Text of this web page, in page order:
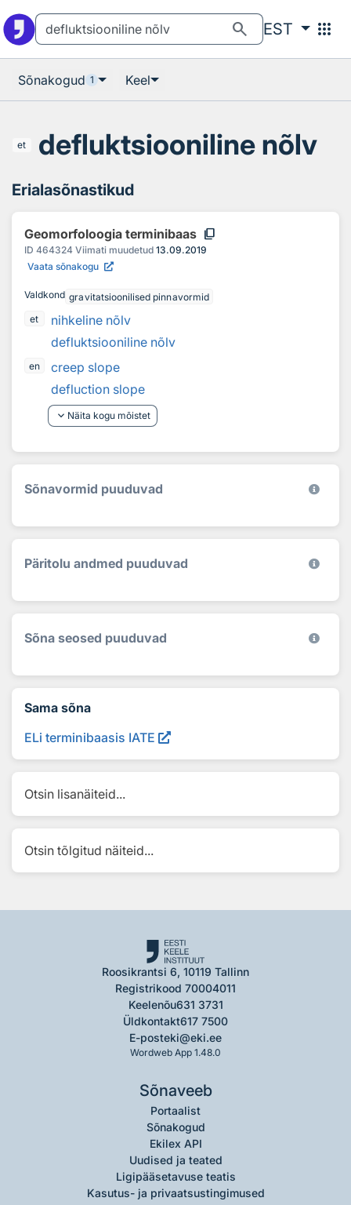
search EST apps
Sõnakogud 1 Keel
et defluktsiooniline nõlv
Erialasõnastikud
Geomorfoloogia terminibaas content_copy
ID 464324 Viimati muudetud 13.09.2019
Vaata sõnakogu
Valdkond gravitatsioonilised pinnavormid
et
nihkeline nõlv
defluktsiooniline nõlv
en
creep slope
defluction slope
keyboard_arrow_down Näita kogu mõistet
Sõnavormid puuduvad
Päritolu andmed puuduvad
Sõna seosed puuduvad
Sama sõna
ELi terminibaasis IATE
Otsin lisanäiteid...
Otsin tõlgitud näiteid...
Roosikrantsi 6, 10119 Tallinn
Registrikood 70004011
Keelenõu631 3731
Üldkontakt617 7500
E-posteki@eki.ee
Wordweb App 1.48.0
Sõnaveeb
Portaalist
Sõnakogud
Ekilex API
Uudised ja teated
Ligipääsetavuse teatis
Kasutus- ja privaatsustingimused